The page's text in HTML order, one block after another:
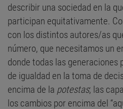
describir una sociedad en la
participan equitativamente.
con los distintos autores/as
número, que necesitamos un
donde todas las
de igualdad en la toma de
encima de la potestas; las
los cambios por encima del